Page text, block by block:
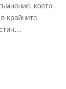
което
крайните